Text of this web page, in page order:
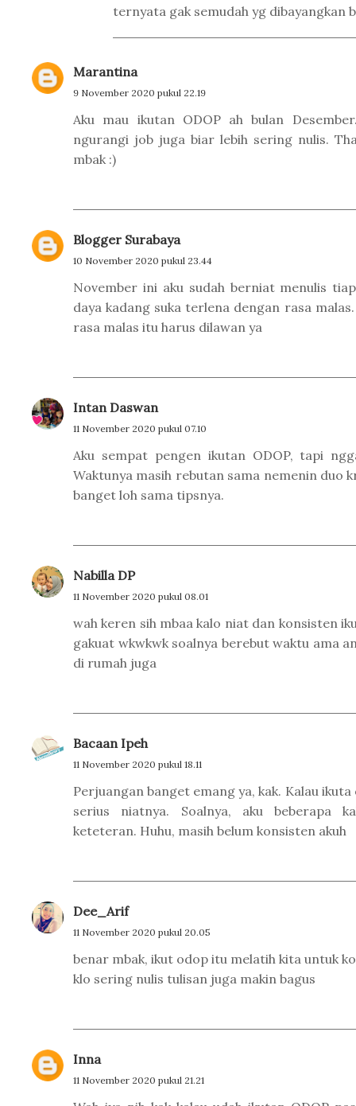
ternyata gak semudah yg dibayangkan
Marantina
9 November 2020 pukul 22.19
Aku mau ikutan ODOP ah bulan
ngurangi job juga biar lebih sering nulis.
mbak :)
Blogger Surabaya
10 November 2020 pukul 23.44
November ini aku sudah berniat menulis
daya kadang suka terlena dengan rasa
rasa malas itu harus dilawan ya
Intan Daswan
11 November 2020 pukul 07.10
Aku sempat pengen ikutan ODOP, tapi
Waktunya masih rebutan sama nemenin duo
banget loh sama tipsnya.
Nabilla DP
11 November 2020 pukul 08.01
wah keren sih mbaa kalo niat dan konsisten
gakuat wkwkwk soalnya berebut waktu ama
di rumah juga
Bacaan Ipeh
11 November 2020 pukul 18.11
Perjuangan banget emang ya, kak. Kalau
serius niatnya. Soalnya, aku beberapa
keteteran. Huhu, masih belum konsisten akuh
Dee_Arif
11 November 2020 pukul 20.05
benar mbak, ikut odop itu melatih kita untuk
klo sering nulis tulisan juga makin bagus
Inna
11 November 2020 pukul 21.21